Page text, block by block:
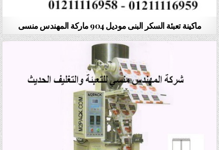
ماكينة تعبئة السكر البنى موديل 904 ماركة المهندس منسى